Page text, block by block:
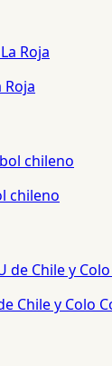
chileno
Chile y Colo